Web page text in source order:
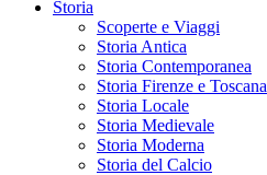
Storia
Scoperte e Viaggi
Storia Antica
Storia Contemporanea
Storia Firenze e Toscana
Storia Locale
Storia Medievale
Storia Moderna
Storia del Calcio